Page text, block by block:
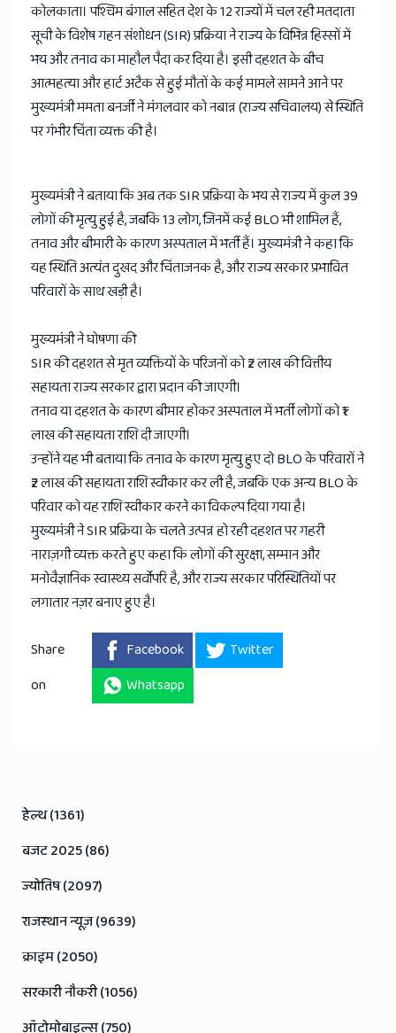
कोलकाता। पश्चिम बंगाल सहित देश के 12 राज्यों में चल रही मतदाता
सूची के विशेष गहन संशोधन (SIR) प्रक्रिया ने राज्य के विभिन्न हिस्सों में
भय और तनाव का माहौल पैदा कर दिया है। इसी दहशत के बीच
आत्महत्या और हार्ट अटैक से हुई मौतों के कई मामले सामने आने पर
मुख्यमंत्री ममता बनर्जी ने मंगलवार को नबान्न (राज्य सचिवालय) से स्थिति
पर गंभीर चिंता व्यक्त की है।
मुख्यमंत्री ने बताया कि अब तक SIR प्रक्रिया के भय से राज्य में कुल 39
लोगों की मृत्यु हुई है, जबकि 13 लोग, जिनमें कई BLO भी शामिल हैं,
तनाव और बीमारी के कारण अस्पताल में भर्ती हैं। मुख्यमंत्री ने कहा कि
यह स्थिति अत्यंत दुखद और चिंताजनक है, और राज्य सरकार प्रभावित
परिवारों के साथ खड़ी है।
मुख्यमंत्री ने घोषणा की
SIR की दहशत से मृत व्यक्तियों के परिजनों को ₹2 लाख की वित्तीय
सहायता राज्य सरकार द्वारा प्रदान की जाएगी।
तनाव या दहशत के कारण बीमार होकर अस्पताल में भर्ती लोगों को ₹1
लाख की सहायता राशि दी जाएगी।
उन्होंने यह भी बताया कि तनाव के कारण मृत्यु हुए दो BLO के परिवारों ने
₹2 लाख की सहायता राशि स्वीकार कर ली है, जबकि एक अन्य BLO के
परिवार को यह राशि स्वीकार करने का विकल्प दिया गया है।
मुख्यमंत्री ने SIR प्रक्रिया के चलते उत्पन्न हो रही दहशत पर गहरी
नाराज़गी व्यक्त करते हुए कहा कि लोगों की सुरक्षा, सम्मान और
मनोवैज्ञानिक स्वास्थ्य सर्वोपरि है, और राज्य सरकार परिस्थितियों पर
लगातार नज़र बनाए हुए है।
Share
on
Facebook
Twitter
Whatsapp
हेल्थ (1361)
बजट 2025 (86)
ज्योतिष (2097)
राजस्थान न्यूज़ (9639)
क्राइम (2050)
सरकारी नौकरी (1056)
ऑटोमोबाइल्स (750)